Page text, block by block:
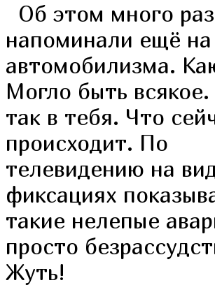
Об этом много раз
напоминали ещё на
автомобилизма.
Могло быть
так в тебя. Что
происходит. По
телевидению на
фиксациях
такие нелепые
просто
Жуть!